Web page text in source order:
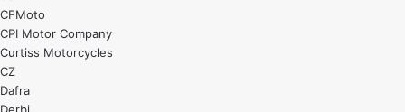
CFMoto
CPI Motor Company
Curtiss Motorcycles
CZ
Dafra